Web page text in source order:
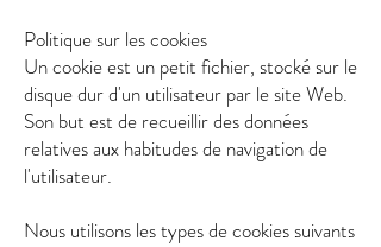
Politique sur les cookies
Un cookie est un petit fichier, stocké sur le
disque dur d'un utilisateur par le site Web.
Son but est de recueillir des données
relatives aux habitudes de navigation de
l'utilisateur.
Nous utilisons les types de cookies suivants